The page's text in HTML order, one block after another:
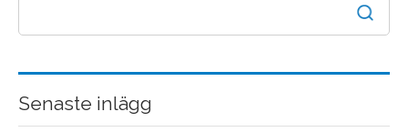
Senaste inlägg